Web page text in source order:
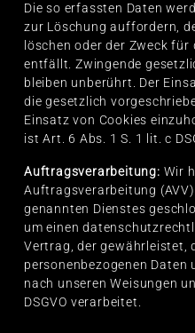
Die so erfassten Daten
zur Löschung auffordern,
löschen oder der Zweck
entfällt. Zwingende
bleiben unberührt. Der
die gesetzlich
Einsatz von Cookies
ist Art. 6 Abs. 1 S. 1 lit. c
Auftragsverarbeitung: Wir
Auftragsverarbeitung
genannten Dienstes
um einen
Vertrag, der gewährleistet,
personenbezogenen Daten
nach unseren Weisungen
DSGVO verarbeitet.